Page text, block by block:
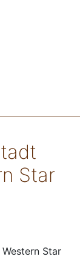
Star
Star